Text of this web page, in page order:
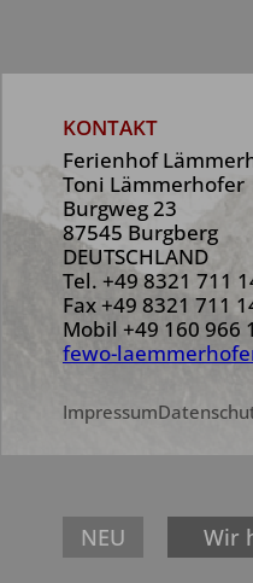
KONTAKT
Ferienhof
Toni Lämmerhofer
Burgweg 23
87545 Burgberg
DEUTSCHLAND
Tel. +49 8321 711
Fax +49 8321 711
Mobil +49 160 966
fewo-
Impressum
NEU Wir